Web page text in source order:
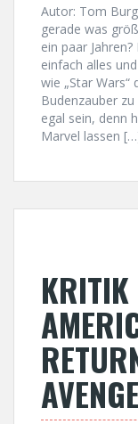
Autor: Tom
gerade was
ein paar
einfach alles
wie „Star
Budenzauber
egal sein, denn
Marvel lassen